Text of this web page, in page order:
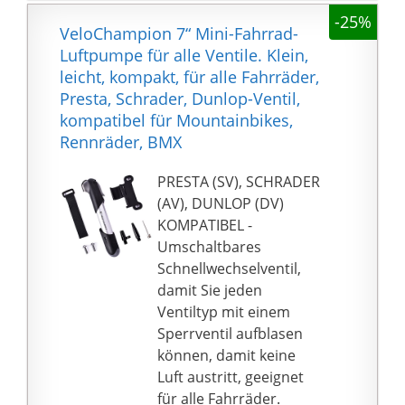
Have für Radfahrer und
Bieten Sie eine 90-
tägige Testphase ohne
Grund für Rückgabe
oder Umtausch
Fahrradreifen usw.
2. Dieses Produkt
eignet sich zum
Aufblasen von
Wasserbällen,
Armbändern,
Schwimmringen,
Schläuchen,
aufblasbaren
Babybecken,
aufblasbaren
Wasserspielzeugen,
Wasserluftmatten oder
-lounges, Queen-Size-
Luftmatratzen und
Outdoor-
Campingmatten.
3. Es ist wichtig, die Art
-25%
VeloChampion 7“ Mini-Fahrrad-
Luftpumpe für alle Ventile. Klein,
leicht, kompakt, für alle Fahrräder,
Presta, Schrader, Dunlop-Ventil,
kompatibel für Mountainbikes,
Rennräder, BMX
️PRESTA (SV), SCHRADER
(AV), DUNLOP (DV)
KOMPATIBEL -
Umschaltbares
Schnellwechselventil,
damit Sie jeden
Ventiltyp mit einem
Sperrventil aufblasen
können, damit keine
Luft austritt, geeignet
für alle Fahrräder.